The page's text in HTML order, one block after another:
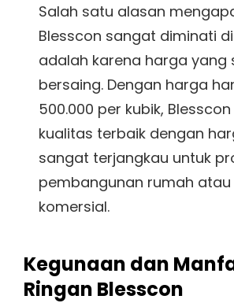
Salah satu alasan
Blesscon sangat diminati
adalah karena harga yang
bersaing. Dengan harga
500.000 per kubik,
kualitas terbaik dengan
sangat terjangkau untuk
pembangunan rumah
komersial.
Kegunaan dan
Ringan Blesscon